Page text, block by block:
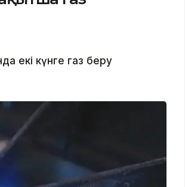
екі күнге газ беру